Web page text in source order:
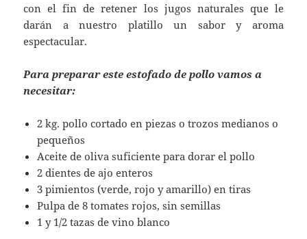
con el fin de retener los jugos naturales que le
darán a nuestro platillo un sabor y aroma
espectacular.
Para preparar este estofado de pollo vamos a
necesitar:
2 kg. pollo cortado en piezas o trozos medianos o
pequeños
Aceite de oliva suficiente para dorar el pollo
2 dientes de ajo enteros
3 pimientos (verde, rojo y amarillo) en tiras
Pulpa de 8 tomates rojos, sin semillas
1 y 1/2 tazas de vino blanco